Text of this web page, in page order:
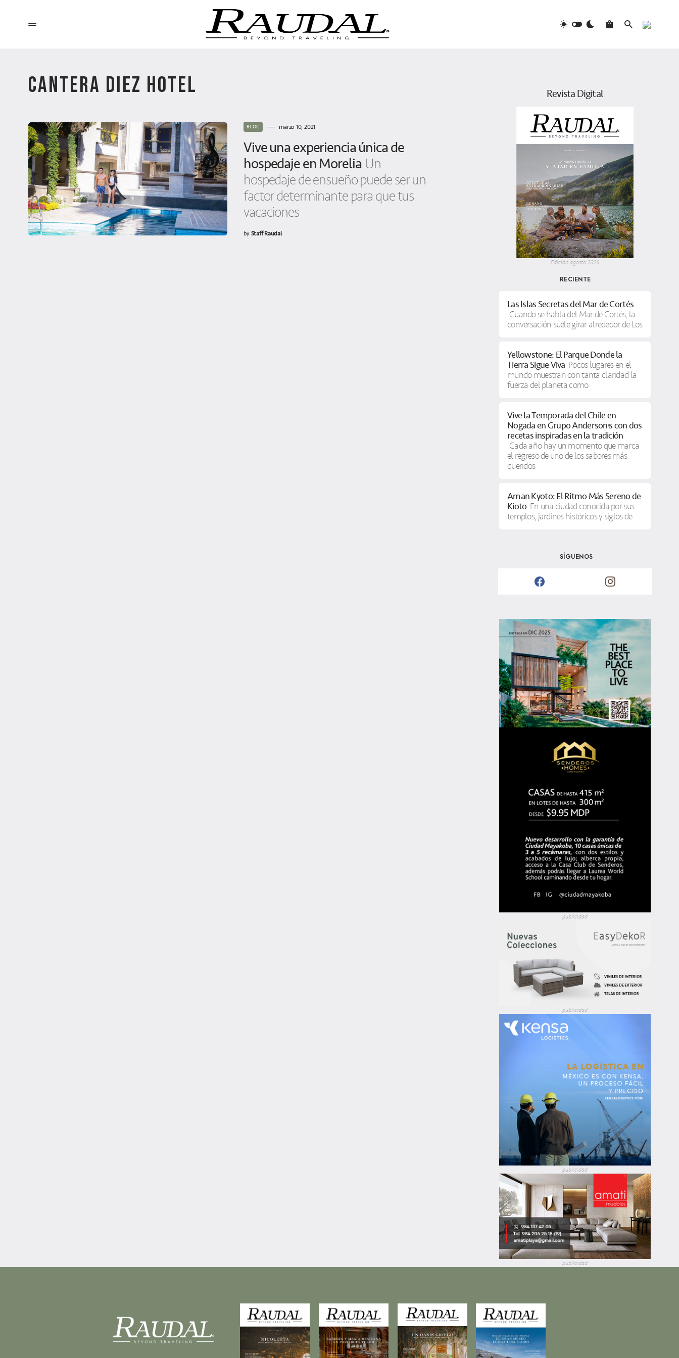
CANTERA DIEZ HOTEL
BLOG marzo 10, 2021
Vive una experiencia única de
hospedaje en Morelia Un
hospedaje de ensueño puede ser un
factor determinante para que tus
vacaciones
byStaff Raudal
Revista Digital
Edición agosto 2026
RECIENTE
Las Islas Secretas del Mar de Cortés
Cuando se habla del Mar de Cortés, la
conversación suele girar alrededor de Los
Yellowstone: El Parque Donde la
Tierra Sigue Viva Pocos lugares en el
mundo muestran con tanta claridad la
fuerza del planeta como
Vive la Temporada del Chile en
Nogada en Grupo Anderson’s con dos
recetas inspiradas en la tradición
Cada año hay un momento que marca
el regreso de uno de los sabores más
queridos
Aman Kyoto: El Ritmo Más Sereno de
Kioto En una ciudad conocida por sus
templos, jardines históricos y siglos de
SÍGUENOS
publicidad
publicidad
publicidad
publicidad